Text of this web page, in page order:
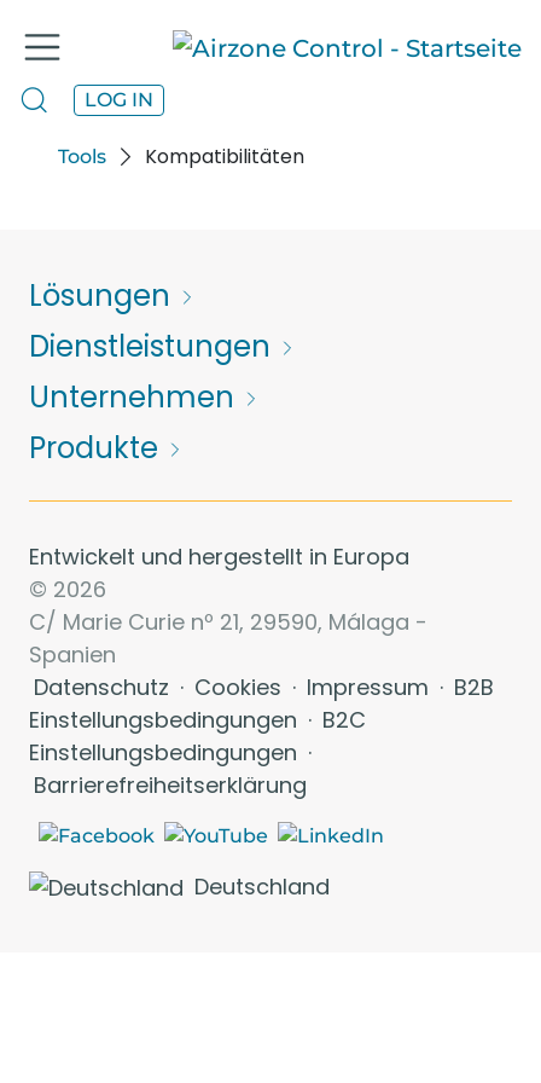
LOG IN
Kompatibilitäten
Tools Kompatibilitäten
Lösungen
Dienstleistungen
Unternehmen
Produkte
Entwickelt und hergestellt in Europa
© 2026
C/ Marie Curie nº 21, 29590, Málaga -
Spanien
Datenschutz · Cookies · Impressum · B2B
Einstellungsbedingungen · B2C
Einstellungsbedingungen ·
Barrierefreiheitserklärung
Deutschland